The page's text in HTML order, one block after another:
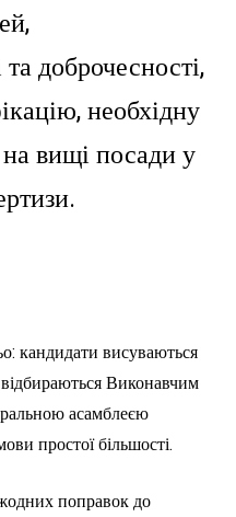
доброчесності,
необхідну
вищі посади у
кандидати висуваються
Виконавчим
асамблеєю
простої більшості.
поправок до